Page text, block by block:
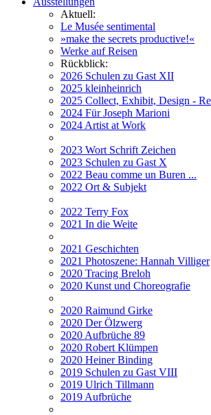
Aktuell:
Le Musée sentimental
»make the secrets productive!«
Werke auf Reisen
Rückblick:
2026 Schulen zu Gast XII
2025 kleinheinrich
2025 Collect, Exhibit, Design -
2024 Für Joseph Marioni
2024 Artist at Work
2023 Wort Schrift Zeichen
2023 Schulen zu Gast X
2022 Beau comme un Buren ...
2022 Ort & Subjekt
2022 Terry Fox
2021 In die Weite
2021 Geschichten
2021 Photoszene: Hannah Villiger
2020 Tracing Breloh
2020 Kunst und Choreografie
2020 Raimund Girke
2020 Der Ölzwerg
2020 Aufbrüche 89
2020 Robert Klümpen
2020 Heiner Binding
2019 Schulen zu Gast VIII
2019 Ulrich Tillmann
2019 Aufbrüche